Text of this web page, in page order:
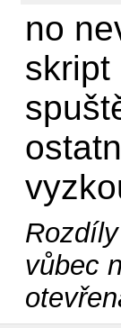
no
skript
vůbec